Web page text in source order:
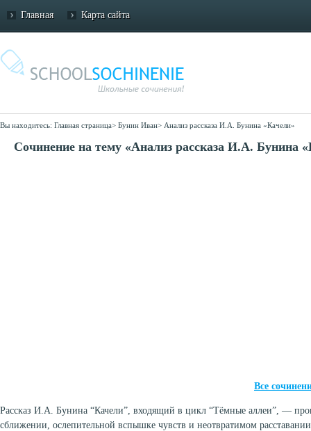
Главная Карта сайта
Вы находитесь: Главная страница> Бунин Иван> Анализ рассказа И.А. Бунина «Качели»
Сочинение на тему «Анализ рассказа И.А. Бунина
Все
Рассказ И.А. Бунина “Качели”, входящий в цикл “Тёмные аллеи”, —
сближении, ослепительной вспышке чувств и неотвратимом